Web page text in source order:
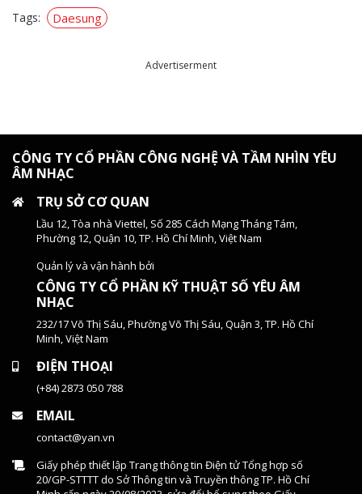
Tags: Daesung
Advertiserment
CÔNG TY CỔ PHẦN CÔNG NGHỆ VÀ TẦM NHÌN YÊU
ÂM NHẠC
TRỤ SỞ CƠ QUAN
Lầu 12, Tòa nhà Viettel, Số 285 Cách Mạng Tháng Tám,
Phường 12, Quận 10, TP. Hồ Chí Minh, Việt Nam
Quản lý và vận hành bởi
CÔNG TY CỔ PHẦN KỸ THUẬT SỐ YÊU ÂM
NHẠC
232/17 Võ Thị Sáu, Phường Võ Thị Sáu, Quận 3, TP. Hồ Chí
Minh, Việt Nam
ĐIỆN THOẠI
(+84) 2873 050 788
EMAIL
contact@yan.vn
Giấy phép thiết lập Trang thông tin Điện tử Tổng hợp số
20/GP-STTTT do Sở Thông tin và Truyền thông TP. Hồ Chí